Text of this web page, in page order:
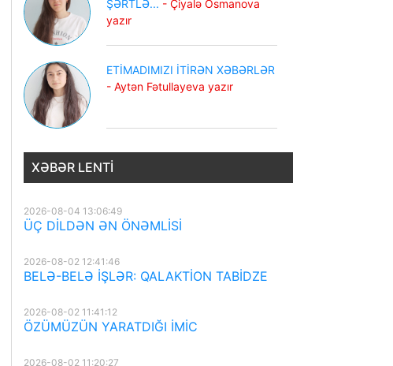
ŞƏRTLƏ... - Çiyalə Osmanova
yazır
ETİMADIMIZI İTİRƏN XƏBƏRLƏR
- Aytən Fətullayeva yazır
XƏBƏR LENTI
2026-08-04 13:06:49
ÜÇ DİLDƏN ƏN ÖNƏMLİSİ
2026-08-02 12:41:46
BELƏ-BELƏ İŞLƏR: QALAKTİON TABİDZE
2026-08-02 11:41:12
ÖZÜMÜZÜN YARATDIĞI İMİC
2026-08-02 11:20:27